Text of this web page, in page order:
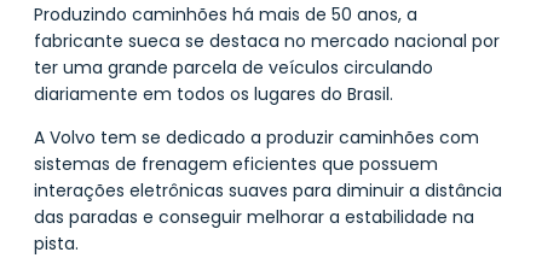
Produzindo caminhões há mais de 50 anos, a
fabricante sueca se destaca no mercado nacional por
ter uma grande parcela de veículos circulando
diariamente em todos os lugares do Brasil.
A Volvo tem se dedicado a produzir caminhões com
sistemas de frenagem eficientes que possuem
interações eletrônicas suaves para diminuir a distância
das paradas e conseguir melhorar a estabilidade na
pista.